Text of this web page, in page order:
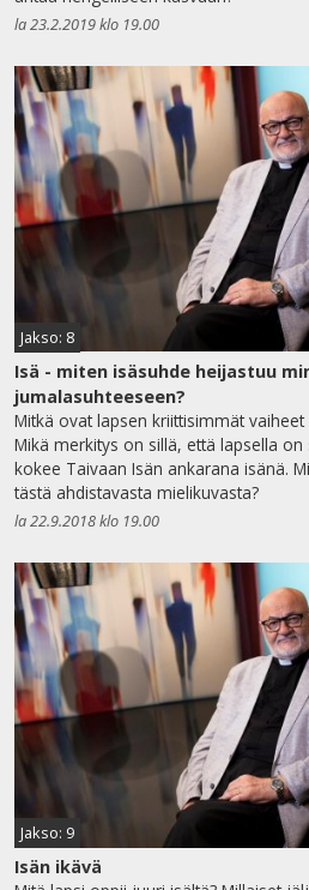
la 23.2.2019 klo 19.00
Jakso: 8
Isä - miten isäsuhde heijastuu
jumalasuhteeseen?
Mitkä ovat lapsen kriittisimmät
Mikä merkitys on sillä, että lapsella on
kokee Taivaan Isän ankarana isänä.
tästä ahdistavasta mielikuvasta?
la 22.9.2018 klo 19.00
Jakso: 9
Isän ikävä